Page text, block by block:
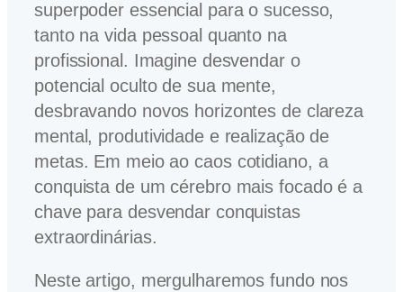
superpoder essencial para o sucesso,
tanto na vida pessoal quanto na
profissional. Imagine desvendar o
potencial oculto de sua mente,
desbravando novos horizontes de clareza
mental, produtividade e realização de
metas. Em meio ao caos cotidiano, a
conquista de um cérebro mais focado é a
chave para desvendar conquistas
extraordinárias.
Neste artigo, mergulharemos fundo nos